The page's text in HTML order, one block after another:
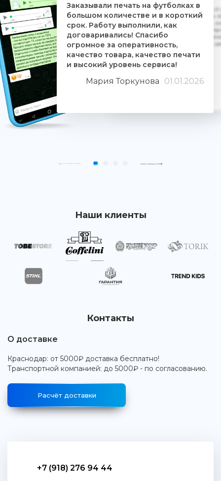
Заказывали печать на футболках в
большом количестве и в короткий
срок. Работу выполнили, как
договаривались! Спасибо
огромное за оперативность,
качество товара, качество печати
и высокий уровень сервиса!
Мария Торкунова 01.01.2026
Дочке на 18-летие решили заказать
ребятам. Времени было всего сутки.
взялись за работу, сделали макеты,
Огромное им спасибо. Дочка была
знают свое дело и отдаются ему
людьми. Качество печати
Наши клиенты
Контакты
О доставке
Краснодар: от 5000₽ доставка бесплатно!
Транспортной компанией: до 5000₽ - по согласованию.
Расчёт доставки
+7 (918) 276 94 44